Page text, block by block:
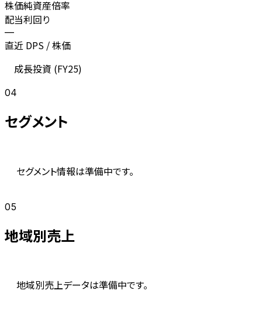
株価純資産倍率
配当利回り
—
直近 DPS / 株価
成長投資 (FY25)
04
セグメント
セグメント情報は準備中です。
05
地域別売上
地域別売上データは準備中です。